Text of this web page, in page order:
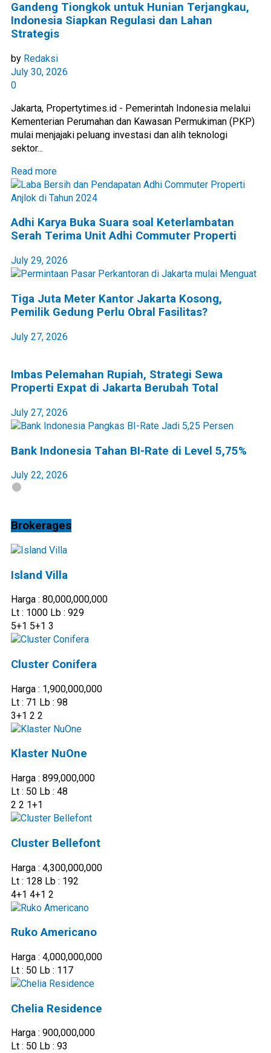
Gandeng Tiongkok untuk Hunian Terjangkau,
Indonesia Siapkan Regulasi dan Lahan
Strategis
by Redaksi
July 30, 2026
0
Jakarta, Propertytimes.id - Pemerintah Indonesia melalui
Kementerian Perumahan dan Kawasan Permukiman (PKP)
mulai menjajaki peluang investasi dan alih teknologi
sektor...
Read more
Adhi Karya Buka Suara soal Keterlambatan
Serah Terima Unit Adhi Commuter Properti
July 29, 2026
Tiga Juta Meter Kantor Jakarta Kosong,
Pemilik Gedung Perlu Obral Fasilitas?
July 27, 2026
Imbas Pelemahan Rupiah, Strategi Sewa
Properti Expat di Jakarta Berubah Total
July 27, 2026
Bank Indonesia Tahan BI-Rate di Level 5,75%
July 22, 2026
Brokerages
Island Villa
Harga : 80,000,000,000
Lt : 1000 Lb : 929
5+1 5+1 3
Cluster Conifera
Harga : 1,900,000,000
Lt : 71 Lb : 98
3+1 2 2
Klaster NuOne
Harga : 899,000,000
Lt : 50 Lb : 48
2 2 1+1
Cluster Bellefont
Harga : 4,300,000,000
Lt : 128 Lb : 192
4+1 4+1 2
Ruko Americano
Harga : 4,000,000,000
Lt : 50 Lb : 117
Chelia Residence
Harga : 900,000,000
Lt : 50 Lb : 93